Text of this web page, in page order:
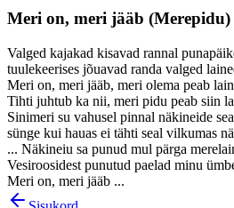
Meri on, meri jääb (Merepidu)
Valged kajakad kisavad rannal
tuulekeerises jõuavad randa valged
Meri on, meri jääb, meri olema peab
Tihti juhtub ka nii, meri pidu peab siin
Sinimeri su vahusel pinnal näkineide
sünge kui hauas ei tähti seal vilkumas
... Näkineiu sa punud mul pärga
Vesiroosidest punutud paelad minu
Meri on, meri jääb ...